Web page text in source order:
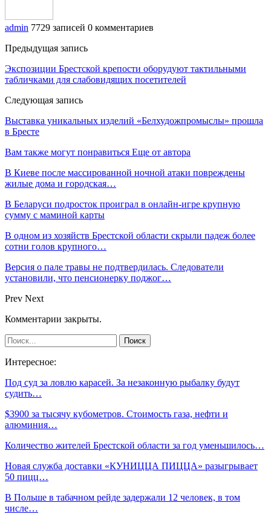
admin 7729 записей 0 комментариев
Предыдущая запись
Экспозиции Брестской крепости оборудуют тактильными
табличками для слабовидящих посетителей
Следующая запись
Выставка уникальных изделий «Белхудожпромыслы» прошла
в Бресте
Вам также могут понравиться Еще от автора
В Киеве после массированной ночной атаки повреждены
жилые дома и городская…
В Беларуси подросток проиграл в онлайн-игре крупную
сумму с маминой карты
В одном из хозяйств Брестской области скрыли падеж более
сотни голов крупного…
Версия о пале травы не подтвердилась. Следователи
установили, что пенсионерку поджог…
Prev Next
Комментарии закрыты.
Интересное:
Под суд за ловлю карасей. За незаконную рыбалку будут
судить…
$3900 за тысячу кубометров. Стоимость газа, нефти и
алюминия…
Количество жителей Брестской области за год уменьшилось…
Новая служба доставки «КУНИЦЦА ПИЦЦА» разыгрывает
50 пицц…
В Польше в табачном рейде задержали 12 человек, в том
числе…